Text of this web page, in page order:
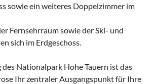
sowie ein weiteres Doppelzimmer im
Fernsehrraum sowie der Ski- und
sich im Erdgeschoss.
des Nationalpark Hohe Tauern ist das
Ihr zentraler Ausgangspunkt für Ihre